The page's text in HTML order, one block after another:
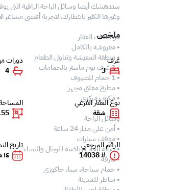
ستدهشك أيضا وسائل الراحة الراقية التي
وغيرها الكثير بانتظارك، لتجربة أقصى مشاعر
مواصفات العقار
• مفروشة بالكامل
• منطقة المعيشة وتناول الطعام
• 3 غرف نوم ماستر بالحمامات
• 1 حمام للضيوف
• مطبخ مغلق مجهز
• مكيف مركزي
وسائل الراحة
• أمن على مدار 24 ساعة
• موقف سيارات
• صالة ألعاب رياضية للرجال والنساء
• شرفة
• حمام سباحة، سبا، جاكوزي
• مناظر للمدينة
ملخص
غرف
3
دورات
4
نوع العقار الفرعي
شقة
الرقم المرجعي
# 14038
تاريخ
١٤ مايو ٢٠٢٥